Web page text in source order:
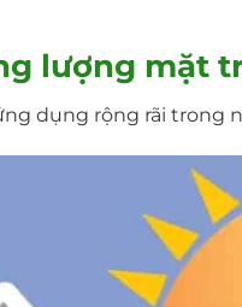
lượng mặt
dụng rộng rãi trong